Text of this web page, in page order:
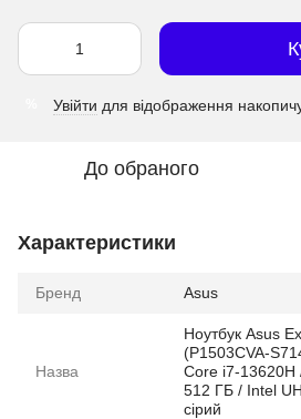
Увійти для відображення
До обраного
Характеристики
Бренд Asus
Назва
Ноутбук Asus
(P1503CVA-
Core i7-13620H
512 ГБ / Intel
сірий